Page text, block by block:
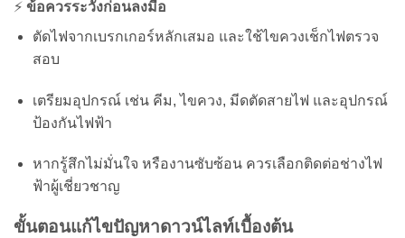
⚡ ข้อควรระวังก่อนลงมือ
ตัดไฟจากเบรกเกอร์หลักเสมอ และใช้ไขควงเช็กไฟตรวจ
สอบ
เตรียมอุปกรณ์ เช่น คีม, ไขควง, มีดตัดสายไฟ และอุปกรณ์
ป้องกันไฟฟ้า
หากรู้สึกไม่มั่นใจ หรืองานซับซ้อน ควรเลือกติดต่อช่างไฟ
ฟ้าผู้เชี่ยวชาญ
ขั้นตอนแก้ไขปัญหาดาวน์ไลท์เบื้องต้น